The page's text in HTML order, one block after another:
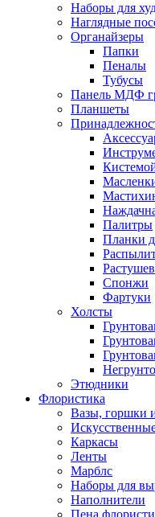
Наборы для
Наглядные
Органайзеры
Папки
Пеналы
Тубусы
Панель МДФ
Планшеты
Палитры
Планки
Спонжи
Фартуки
Холсты
Этюдники
Флористика
Вазы, горшки
Каркасы
Ленты
Марблс
Наборы для
Наполнители
Пена